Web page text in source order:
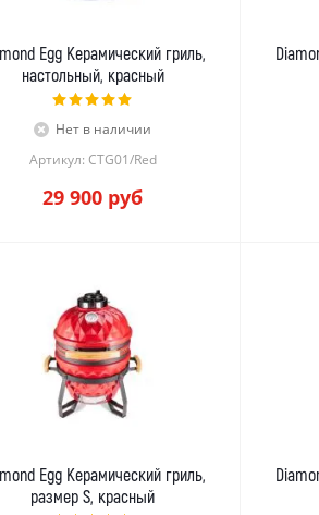
Egg Керамический гриль,
настольный, красный
Нет в наличии
Артикул: СTG01/Red
29 900 руб
Egg Керамический гриль,
размер S, красный